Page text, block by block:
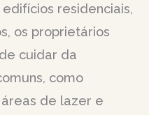
residenciais,
os proprietários
cuidar da
como
de lazer e